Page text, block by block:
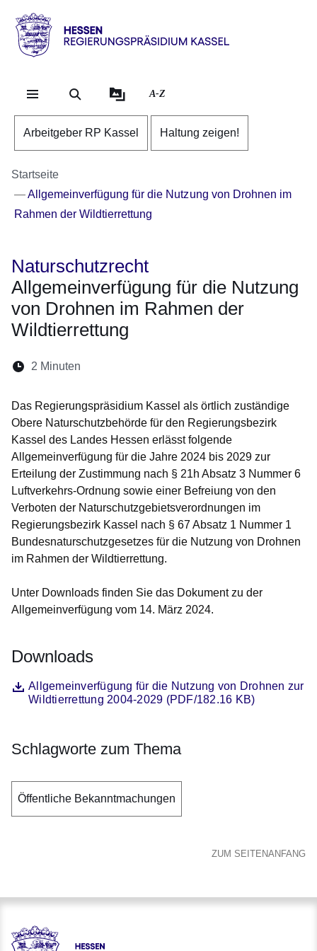
Direkt zum Kopf der
Direkt zum Inhalt
Direkt zum Fuß der
Hessen
RP
A-Z
Arbeitgeber RP Kassel Haltung zeigen!
Startseite
Allgemeinverfügung für die Nutzung von Drohnen im
Rahmen der Wildtierrettung
Naturschutzrecht
Allgemeinverfügung für die Nutzung
von Drohnen im Rahmen der
Wildtierrettung
Lesedauer:
2 Minuten
Das Regierungspräsidium Kassel als örtlich zuständige
Obere Naturschutzbehörde für den Regierungsbezirk
Kassel des Landes Hessen erlässt folgende
Allgemeinverfügung für die Jahre 2024 bis 2029 zur
Erteilung der Zustimmung nach § 21h Absatz 3 Nummer 6
Luftverkehrs-Ordnung sowie einer Befreiung von den
Verboten der Naturschutzgebietsverordnungen im
Regierungsbezirk Kassel nach § 67 Absatz 1 Nummer 1
Bundesnaturschutzgesetzes für die Nutzung von Drohnen
im Rahmen der Wildtierrettung.
Unter Downloads finden Sie das Dokument zu der
Allgemeinverfügung vom 14. März 2024.
Downloads
DateiAllgemeinverfügung für die Nutzung von Drohnen zur
Wildtierrettung 2004-2029 (PDF/182.16 KB)
Öffnet sich in einem neuen Fenster
Schlagworte zum Thema
Öffentliche Bekanntmachungen
ZUM SEITENANFANG